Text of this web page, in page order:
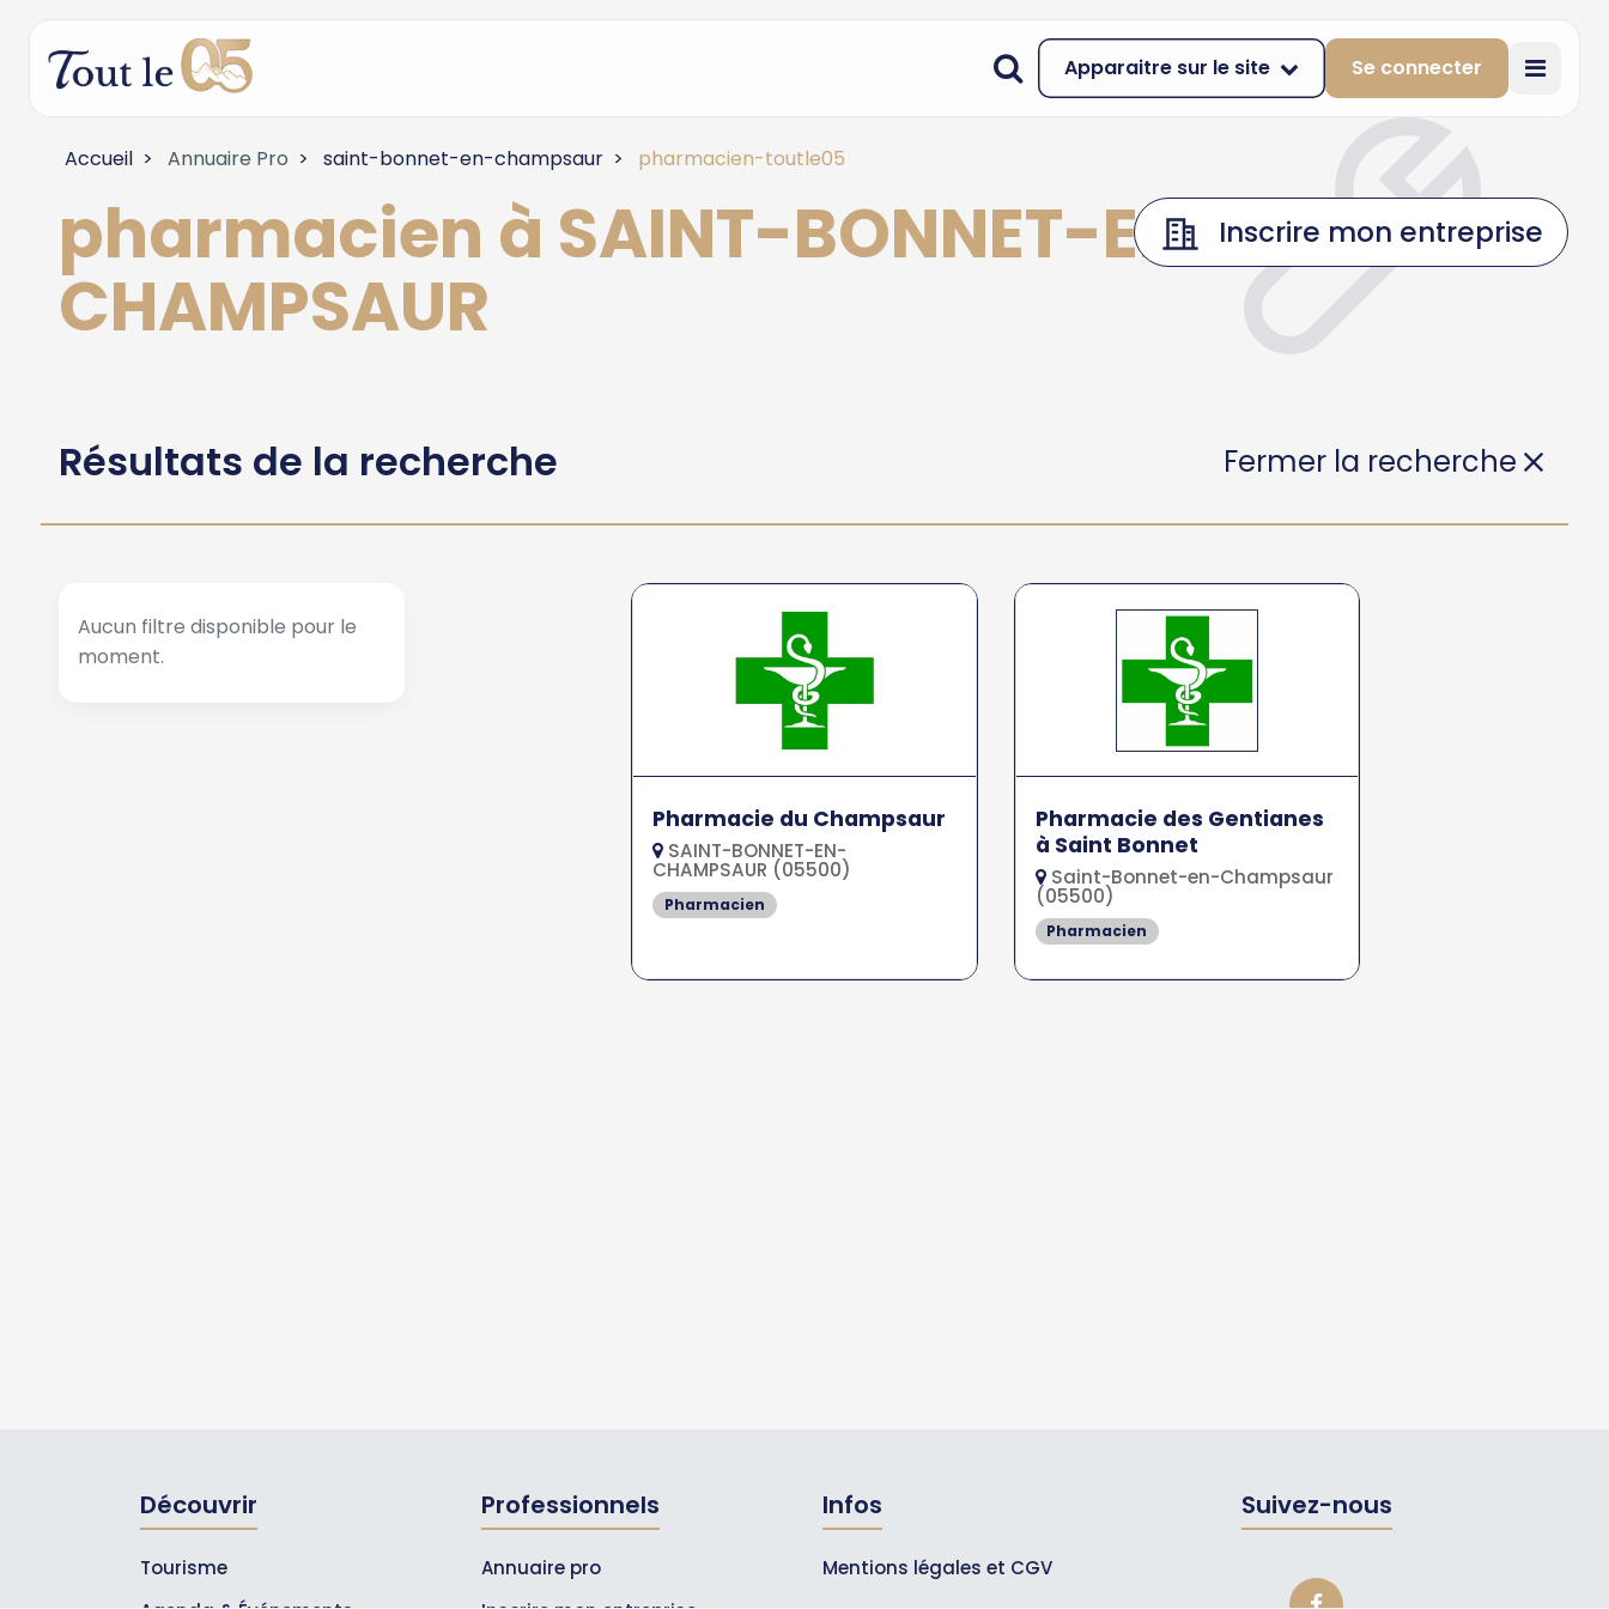
Apparaitre sur le site Se connecter
Accueil Annuaire Pro saint-bonnet-en-champsaur pharmacien-toutle05
pharmacien à SAINT-BONNET-EN-
CHAMPSAUR
Inscrire mon entreprise
Résultats de la recherche Fermer la recherche
Aucun filtre disponible pour le
moment.
Pharmacie du Champsaur
SAINT-BONNET-EN-
CHAMPSAUR (05500)
Pharmacien
Pharmacie des Gentianes
à Saint Bonnet
Saint-Bonnet-en-Champsaur
(05500)
Pharmacien
Découvrir
Tourisme
Professionnels
Annuaire pro
Infos
Mentions légales et CGV
Suivez-nous